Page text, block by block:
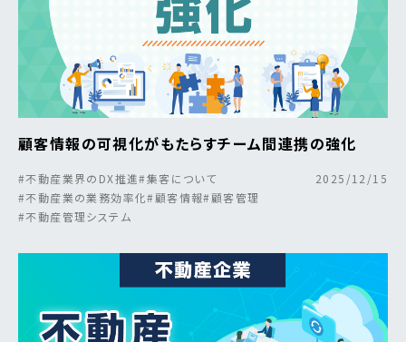
顧客情報の可視化がもたらすチーム間連携の強化
#不動産業界のDX推進#集客について
#不動産業の業務効率化#顧客情報#顧客管理
#不動産管理システム
2025/12/15